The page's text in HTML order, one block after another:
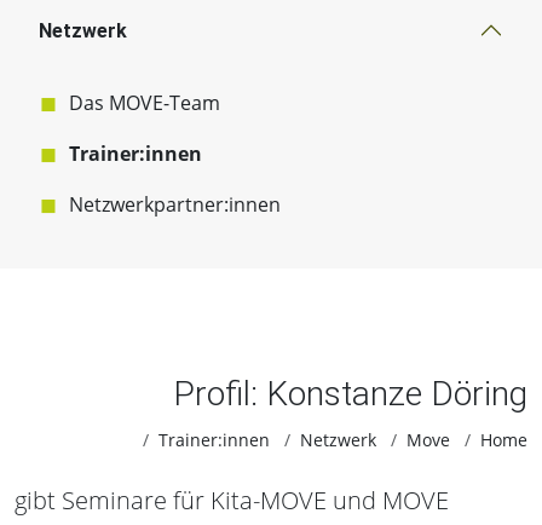
Netzwerk
Das MOVE-Team
Trainer:innen
Netzwerkpartner:innen
Profil: Konstanze Döring
Trainer:innen Netzwerk Move Home
gibt Seminare für Kita-MOVE und MOVE